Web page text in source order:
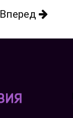
Вперед